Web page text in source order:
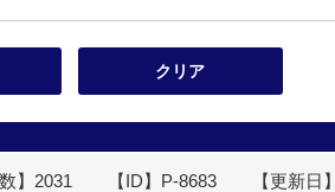
】 2031 【ID】 P-8683 【更新日